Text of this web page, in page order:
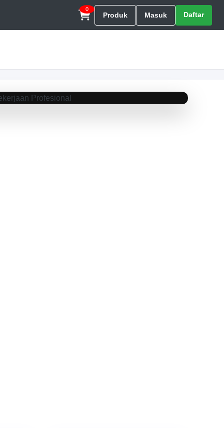
0
Produk Masuk Daftar